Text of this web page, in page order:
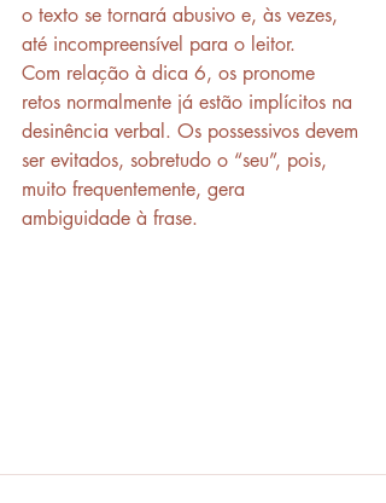
o texto se tornará abusivo e, às vezes,
até incompreensível para o leitor.
Com relação à dica 6, os pronome
retos normalmente já estão implícitos na
desinência verbal. Os possessivos devem
ser evitados, sobretudo o “seu”, pois,
muito frequentemente, gera
ambiguidade à frase.